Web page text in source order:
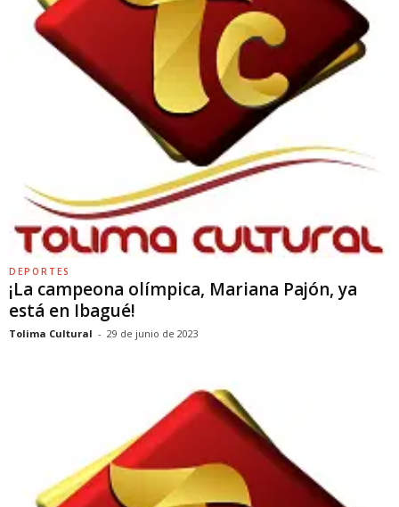
DEPORTES
¡La campeona olímpica, Mariana Pajón, ya
está en Ibagué!
Tolima Cultural - 29 de junio de 2023